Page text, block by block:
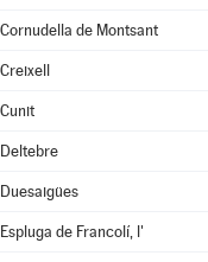
Cornudella de Montsant
Creixell
Cunit
Deltebre
Duesaigües
Espluga de Francolí, l'